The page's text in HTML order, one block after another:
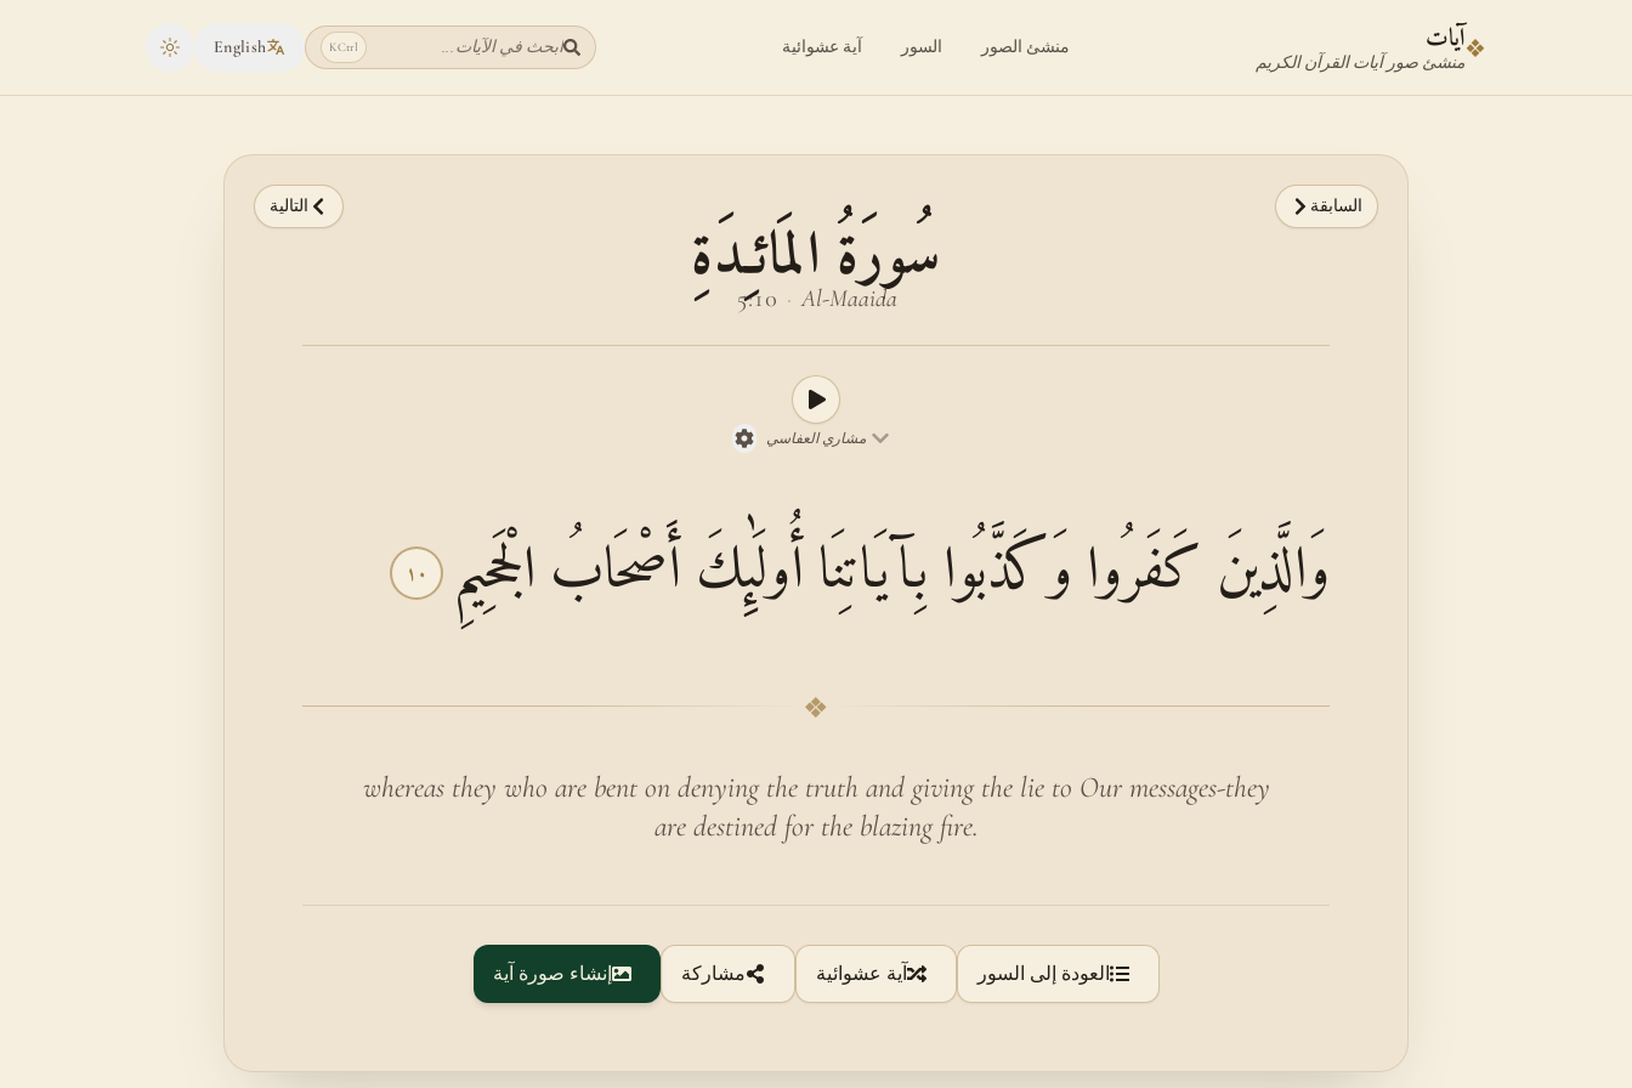
❖آيات
منشئ صور آيات القرآن الكريم
منشئ الصور السور آية عشوائية ابحث في الآيات... Ctrl
K
English
Toggle theme
السابقة التالية
سُورَةُ المَائـِدَةِ
Al-Maaida
·
5:10
مشاري العفاسي
وَالَّذِينَ كَفَرُوا وَكَذَّبُوا بِآيَاتِنَا أُولَٰئِكَ أَصْحَابُ الْجَحِيمِ ١٠
❖
whereas they who are bent on denying the truth and giving the lie to Our messages-they
are destined for the blazing fire.
العودة إلى السور آية عشوائية مشاركة إنشاء صورة آية